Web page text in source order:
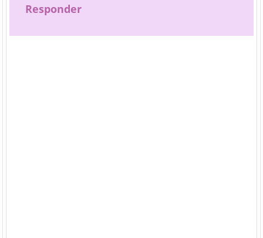
Responder